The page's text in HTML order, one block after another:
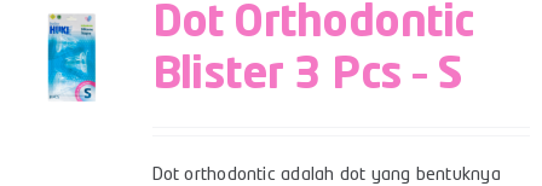
Dot Orthodontic
Blister 3 Pcs – S
Dot orthodontic adalah dot yang bentuknya